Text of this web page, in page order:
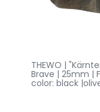
THEWO |
Brave | 25mm |
color: black